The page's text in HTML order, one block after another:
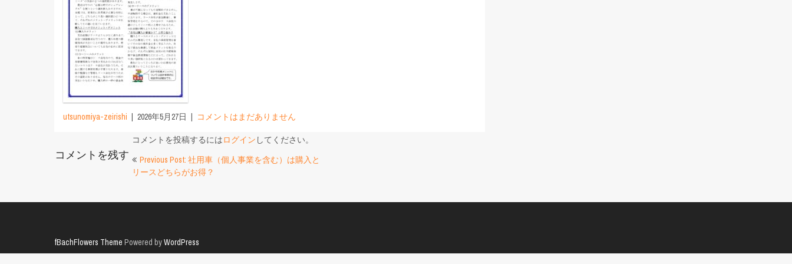
utsunomiya-zeirishi 2026年5月27日 コメントはまだありません
コメントを残す
コメントを投稿するにはログイン してください。
投
ゲ
ー
Previous Post: 社用車（個人事業を含む）は購入と
リースどちらがお得？
fBachFlowers Theme Powered byWordPress